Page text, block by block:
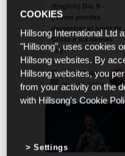
(English) Día 9 -
¿Cómo puedes
demostrar el amor de
Cristo a los demás
hoy?
(English) Día 9 de 21,
nuestros devocionales,
durante la temporada
de Corazón por la
Misión 2024.
(English) Raphael Galante
Nov 12 2024
COOKIES
Hillsong International Ltd
"Hillsong", uses cookies
Hillsong websites. By
Hillsong websites, you
from your activity on the
with Hillsong's Cookie
Settings